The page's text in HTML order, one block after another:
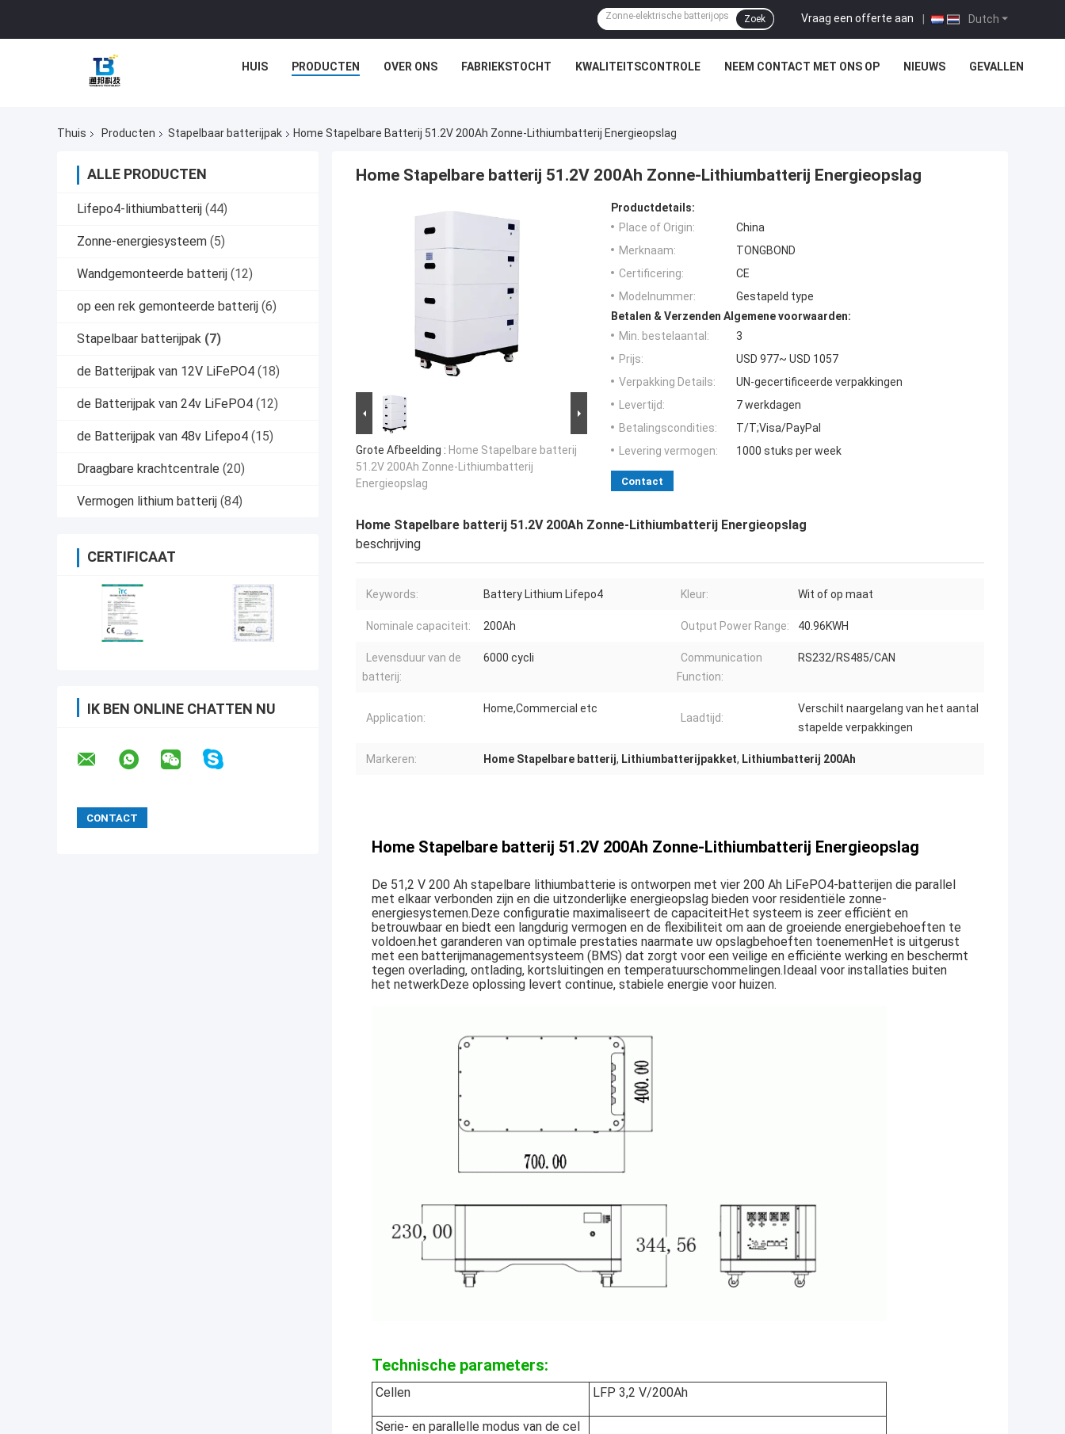
Dutch
Vraag een offerte aan |
Zoek
HUIS PRODUCTEN OVER ONS FABRIEKSTOCHT KWALITEITSCONTROLE NEEM CONTACT MET ONS OP NIEUWS GEVALLEN
Thuis Producten Stapelbaar batterijpak Home Stapelbare Batterij 51.2V 200Ah Zonne-Lithiumbatterij Energieopslag
ALLE PRODUCTEN
Lifepo4-lithiumbatterij (44)
Zonne-energiesysteem (5)
Wandgemonteerde batterij (12)
op een rek gemonteerde batterij (6)
Stapelbaar batterijpak (7)
de Batterijpak van 12V LiFePO4 (18)
de Batterijpak van 24v LiFePO4 (12)
de Batterijpak van 48v Lifepo4 (15)
Draagbare krachtcentrale (20)
Vermogen lithium batterij (84)
CERTIFICAAT
IK BEN ONLINE CHATTEN NU
Home Stapelbare batterij 51.2V 200Ah Zonne-Lithiumbatterij Energieopslag
Grote Afbeelding : Home Stapelbare batterij
51.2V 200Ah Zonne-Lithiumbatterij
Energieopslag
Productdetails:
Place of Origin:
China
Merknaam:
TONGBOND
Certificering:
CE
Modelnummer:
Gestapeld type
Betalen & Verzenden Algemene voorwaarden:
Min. bestelaantal:
3
Prijs:
USD 977~ USD 1057
Verpakking Details:
UN-gecertificeerde verpakkingen
Levertijd:
7 werkdagen
Betalingscondities:
T/T;Visa/PayPal
Levering vermogen:
1000 stuks per week
Contact
Home Stapelbare batterij 51.2V 200Ah Zonne-Lithiumbatterij Energieopslag
beschrijving
Keywords: Battery Lithium Lifepo4 Kleur: Wit of op maat
Nominale capaciteit: 200Ah Output Power Range: 40.96KWH
Levensduur van de
batterij:
6000 cycli
Communication
Function:
RS232/RS485/CAN
Application:
Home,Commercial etc
Laadtijd:
Verschilt naargelang van het aantal
stapelde verpakkingen
Markeren: Home Stapelbare batterij, Lithiumbatterijpakket, Lithiumbatterij 200Ah
Home Stapelbare batterij 51.2V 200Ah Zonne-Lithiumbatterij Energieopslag
De 51,2 V 200 Ah stapelbare lithiumbatterie is ontworpen met vier 200 Ah LiFePO4-batterijen die parallel
met elkaar verbonden zijn en die uitzonderlijke energieopslag bieden voor residentiële zonne-
energiesystemen.Deze configuratie maximaliseert de capaciteitHet systeem is zeer efficiënt en
betrouwbaar en biedt een langdurig vermogen en de flexibiliteit om aan de groeiende energiebehoeften te
voldoen.het garanderen van optimale prestaties naarmate uw opslagbehoeften toenemenHet is uitgerust
met een batterijmanagementsysteem (BMS) dat zorgt voor een veilige en efficiënte werking en beschermt
tegen overlading, ontlading, kortsluitingen en temperatuurschommelingen.Ideaal voor installaties buiten
het netwerkDeze oplossing levert continue, stabiele energie voor huizen.
Technische parameters:
Cellen LFP 3,2 V/200Ah
Serie- en parallelle modus van de cel